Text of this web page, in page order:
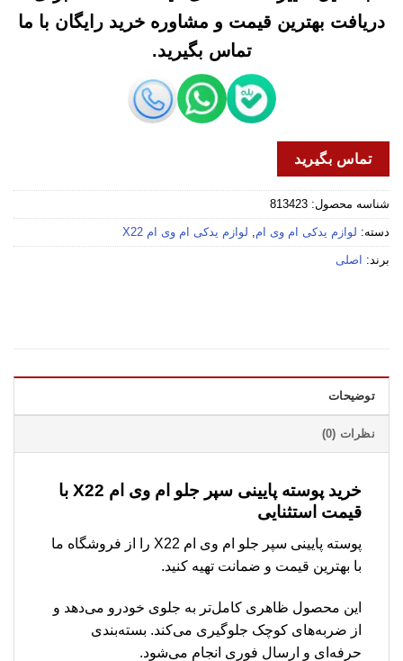
دریافت بهترین قیمت و مشاوره خرید رایگان با ما
تماس بگیرید.
تماس بگیرید
شناسه محصول: 813423
دسته: لوازم یدکی ام وی ام, لوازم یدکی ام وی ام X22
برند: اصلی
توضیحات
نظرات (0)
خرید پوسته پایینی سپر جلو ام وی ام X22 با
قیمت استثنایی
پوسته پایینی سپر جلو ام وی ام X22 را از فروشگاه ما
با بهترین قیمت و ضمانت تهیه کنید.
این محصول ظاهری کامل‌تر به جلوی خودرو می‌دهد و
از ضربه‌های کوچک جلوگیری می‌کند. بسته‌بندی
حرفه‌ای و ارسال فوری انجام می‌شود.